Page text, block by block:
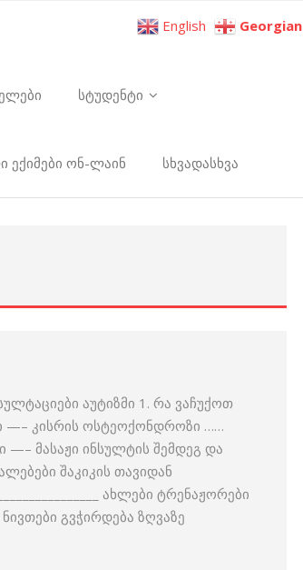
სტუდენტი
ექიმები ონ-ლაინ სხვადასხვა
აუტიზმი 1. რა ვაჩუქოთ
—– კისრის ოსტეოქონდროზი ……
მასაჟი ინსულტის შემდეგ და
შაკიკის თავიდან
ახლები ტრენაჟორები
გვჭირდება ზღვაზე
English Georgian